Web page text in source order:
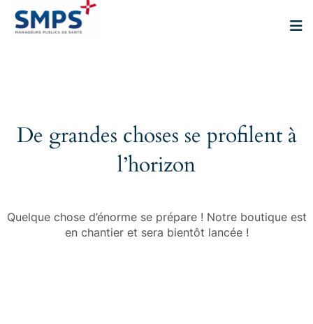
Aller
contenu
De grandes choses se profilent à
l’horizon
Quelque chose d’énorme se prépare ! Notre boutique est
en chantier et sera bientôt lancée !